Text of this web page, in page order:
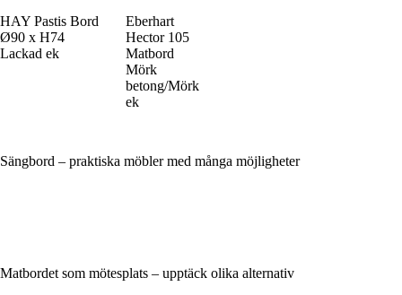
HAY Pastis Bord
Ø90 x H74
Lackad ek
Eberhart
Hector 105
Matbord
Mörk
betong/Mörk
ek
Sängbord – praktiska möbler med många möjligheter
Matbordet som mötesplats – upptäck olika alternativ